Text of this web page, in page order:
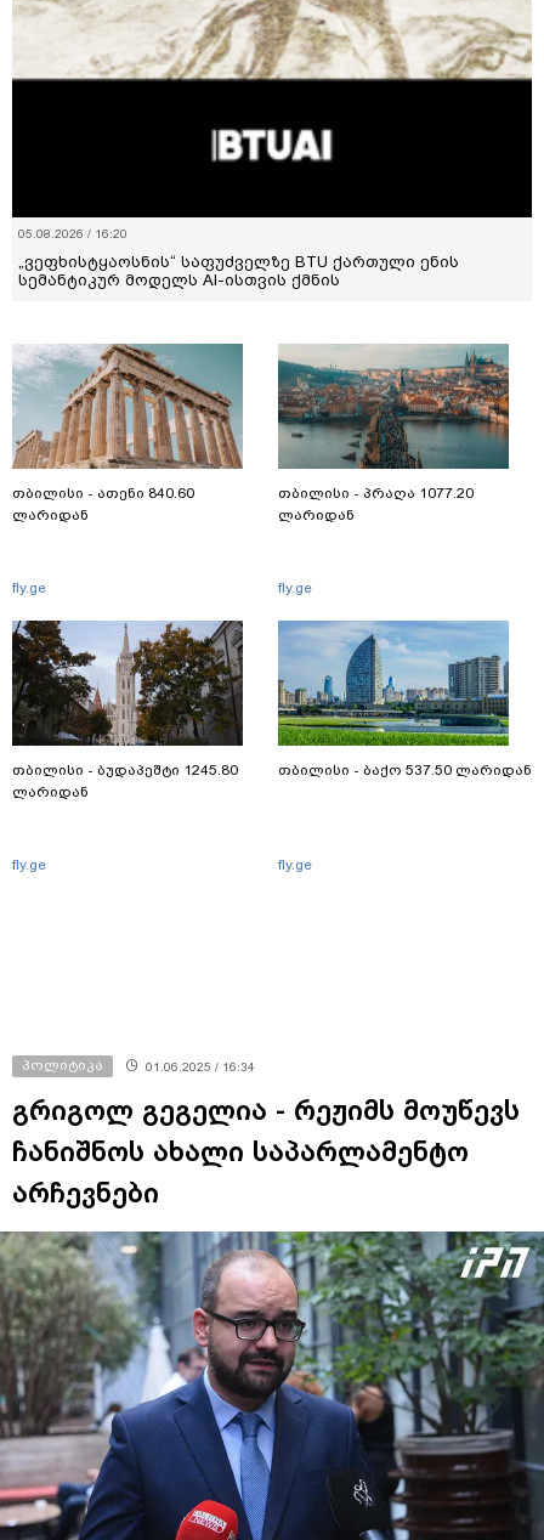
05.08.2026 / 16:20
„ვეფხისტყაოსნის“ საფუძველზე BTU ქართული ენის
სემანტიკურ მოდელს AI-ისთვის ქმნის
თბილისი - ათენი 840.60
ლარიდან
fly.ge
თბილისი - ბუდაპეშტი 1245.80
ლარიდან
fly.ge
თბილისი - პრაღა 1077.20
ლარიდან
fly.ge
თბილისი - ბაქო 537.50 ლარიდან
fly.ge
პოლიტიკა 01.06.2025 / 16:34
გრიგოლ გეგელია - რეჟიმს მოუწევს
ჩანიშნოს ახალი საპარლამენტო
არჩევნები